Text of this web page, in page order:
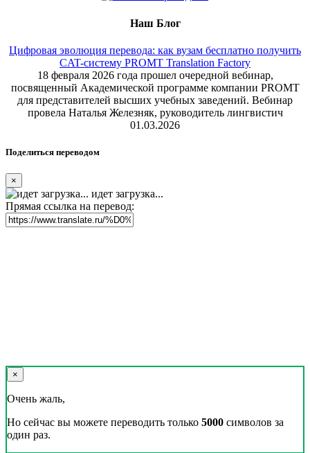
Наш Блог
Цифровая эволюция перевода: как вузам бесплатно получить
CAT-систему PROMT Translation Factory
18 февраля 2026 года прошел очередной вебинар,
посвященный Академической программе компании PROMT
для представителей высших учебных заведений. Вебинар
провела Наталья Железняк, руководитель лингвистич
01.03.2026
Поделиться переводом
×
идет загрузка...
Прямая ссылка на перевод:
×
Очень жаль,
Но сейчас вы можете переводить только 5000 символов за
один раз.